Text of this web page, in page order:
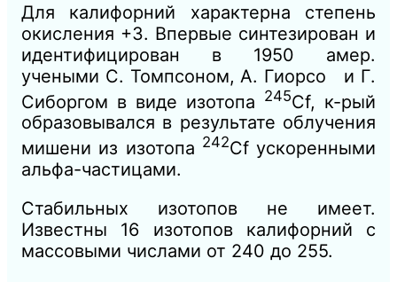
Для калифорний характерна степень
окисления +3. Впервые синтезирован и
идентифицирован в 1950 амер.
учеными С. Томпсоном, А. Гиорсо и Г.
Сиборгом в виде изотопа 245Cf, к-рый
образовывался в результате облучения
мишени из изотопа 242Сf ускоренными
альфа-частицами.
Стабильных изотопов не имеет.
Известны 16 изотопов калифорний с
массовыми числами от 240 до 255.